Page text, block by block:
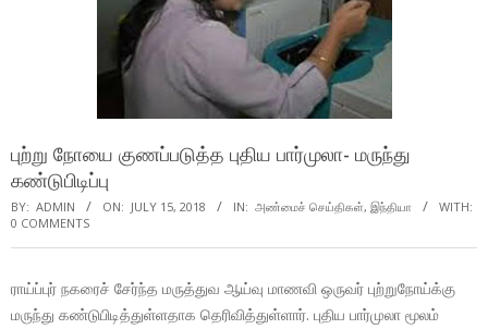
புற்று நோயை குணப்படுத்த புதிய பார்முலா- மருந்து
கண்டுபிடிப்பு
BY: ADMIN ON: JULY 15, 2018 IN: அண்மைச் செய்திகள், இந்தியா
WITH:
0 COMMENTS
ராய்ப்புர் நகரைச் சேர்ந்த மருத்துவ ஆய்வு மாணவி ஒருவர் புற்றுநோய்க்கு
மருந்து கண்டுபிடித்துள்ளதாக தெரிவித்துள்ளார். புதிய பார்முலா மூலம்